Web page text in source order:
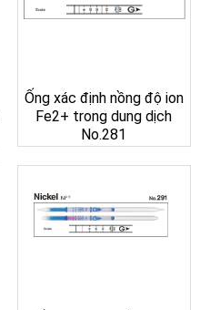
Ống xác định nồng độ ion
Fe2+ trong dung dịch
No.281